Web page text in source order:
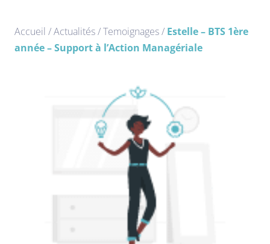
Accueil /Actualités/Temoignages/ Estelle – BTS 1ère
année – Support à l’Action Managériale